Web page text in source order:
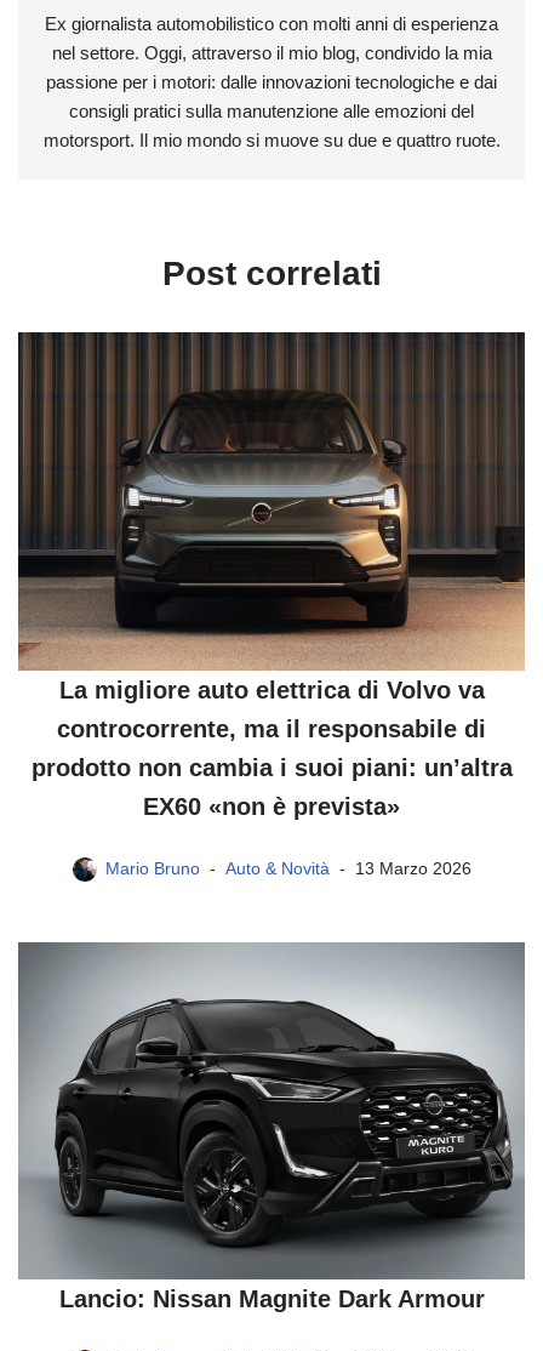
Ex giornalista automobilistico con molti anni di esperienza
nel settore. Oggi, attraverso il mio blog, condivido la mia
passione per i motori: dalle innovazioni tecnologiche e dai
consigli pratici sulla manutenzione alle emozioni del
motorsport. Il mio mondo si muove su due e quattro ruote.
Post correlati
La migliore auto elettrica di Volvo va
controcorrente, ma il responsabile di
prodotto non cambia i suoi piani: un’altra
EX60 «non è prevista»
Mario Bruno Auto & Novità 13 Marzo 2026
Lancio: Nissan Magnite Dark Armour